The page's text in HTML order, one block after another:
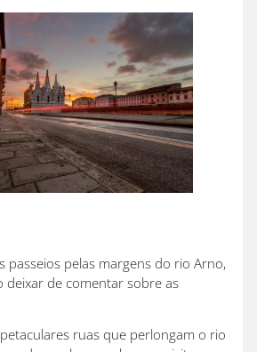
passeios pelas margens do rio Arno,
deixar de comentar sobre as
ruas que perlongam o rio